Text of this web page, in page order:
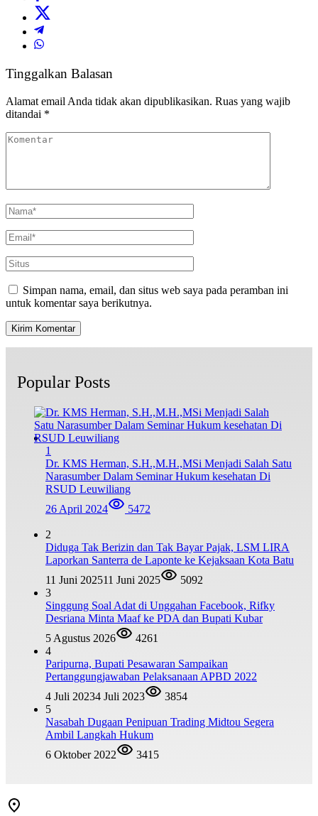
Tinggalkan Balasan
Alamat email Anda tidak akan dipublikasikan. Ruas yang wajib
ditandai *
Simpan nama, email, dan situs web saya pada peramban ini
untuk komentar saya berikutnya.
Popular Posts
1
Dr. KMS Herman, S.H.,M.H.,MSi Menjadi Salah Satu
Narasumber Dalam Seminar Hukum kesehatan Di
RSUD Leuwiliang
26 April 2024
5472
2
Diduga Tak Berizin dan Tak Bayar Pajak, LSM LIRA
Laporkan Santerra de Laponte ke Kejaksaan Kota Batu
11 Juni 202511 Juni 2025
5092
3
Singgung Soal Adat di Unggahan Facebook, Rifky
Desriana Minta Maaf ke PDA dan Bupati Kubar
5 Agustus 2026
4261
4
Paripurna, Bupati Pesawaran Sampaikan
Pertanggungjawaban Pelaksanaan APBD 2022
4 Juli 20234 Juli 2023
3854
5
Nasabah Dugaan Penipuan Trading Midtou Segera
Ambil Langkah Hukum
6 Oktober 2022
3415